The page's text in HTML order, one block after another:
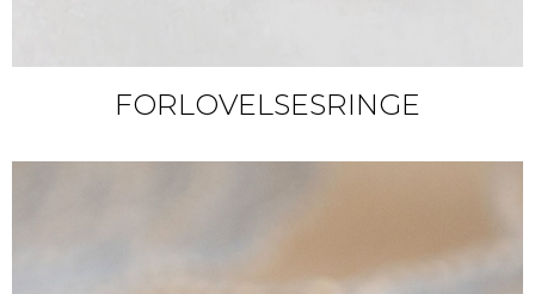
FORLOVELSESRINGE